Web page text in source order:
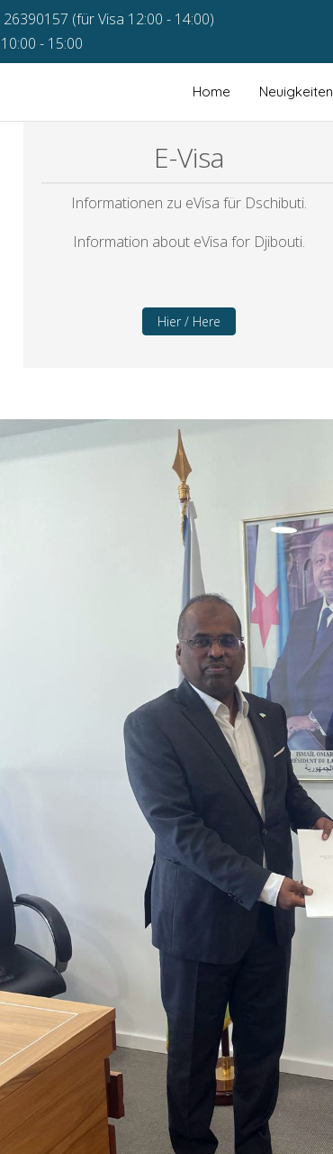
(für Visa 12:00 - 14:00)
- 15:00
Home Neuigkeiten
E-Visa
Informationen zu eVisa für Dschibuti.
Information about eVisa for Djibouti.
Hier / Here